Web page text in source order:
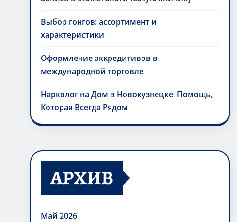
Выбор гонгов: ассортимент и
характеристики
Оформление аккредитивов в
международной торговле
Нарколог на Дом в Новокузнецке: Помощь,
Которая Всегда Рядом
АРХИВ
Май 2026